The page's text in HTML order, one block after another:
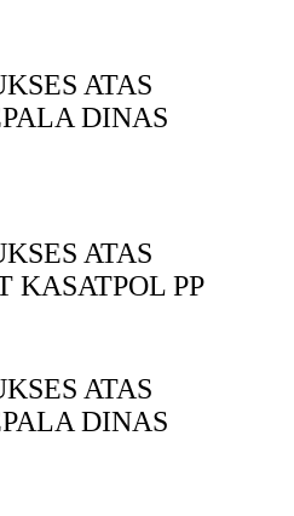
ATAS
DINAS
ATAS
KASATPOL PP
ATAS
DINAS